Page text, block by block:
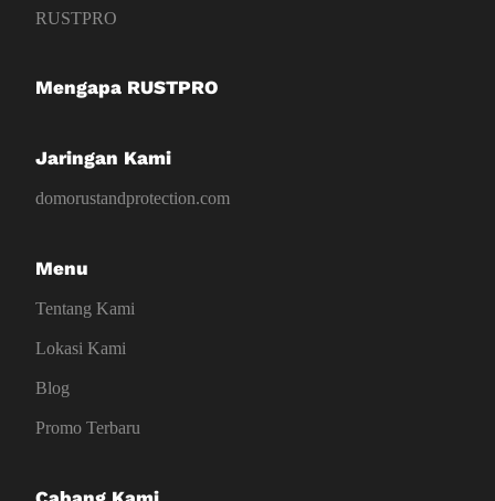
RUSTPRO
Mengapa RUSTPRO
Jaringan Kami
domorustandprotection.com
Menu
Tentang Kami
Lokasi Kami
Blog
Promo Terbaru